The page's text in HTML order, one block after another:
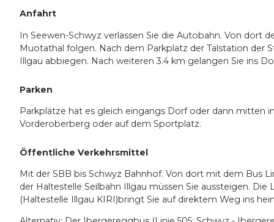
Anfahrt
In Seewen-Schwyz verlassen Sie die Autobahn. Von dort
Muotathal folgen. Nach dem Parkplatz der Talstation der
Illgau abbiegen. Nach weiteren 3.4 km gelangen Sie ins
Parken
Parkplätze hat es gleich eingangs Dorf oder dann mitten
Vorderoberberg oder auf dem Sportplatz.
Öffentliche Verkehrsmittel
Mit der SBB bis Schwyz Bahnhof. Von dort mit dem Bus
der Haltestelle Seilbahn Illgau müssen Sie aussteigen.
(Haltestelle Illgau KIRI)bringt Sie auf direktem Weg ins